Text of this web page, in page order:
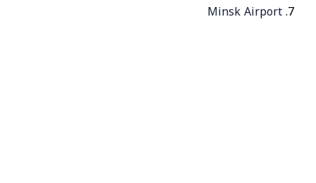
Minsk Airport